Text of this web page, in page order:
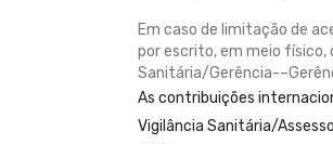
Em caso de limitação de
por escrito, em meio físico,
Sanitária/Gerência-
As contribuições
Vigilância Sanitária/